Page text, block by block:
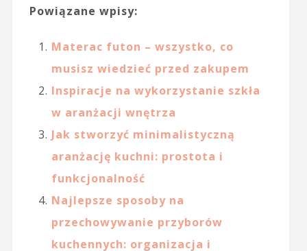
Powiązane wpisy:
Materac futon – wszystko, co
musisz wiedzieć przed zakupem
Inspiracje na wykorzystanie szkła
w aranżacji wnętrza
Jak stworzyć minimalistyczną
aranżację kuchni: prostota i
funkcjonalność
Najlepsze sposoby na
przechowywanie przyborów
kuchennych: organizacja i